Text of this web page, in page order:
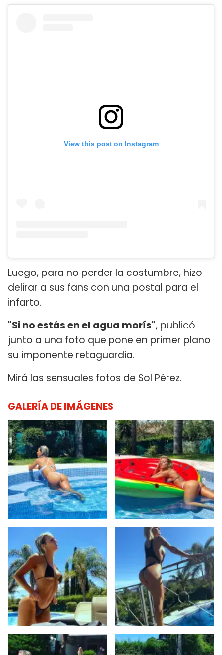
View this post on Instagram
Luego, para no perder la costumbre, hizo
delirar a sus fans con una postal para el
infarto.
"Si no estás en el agua morís", publicó
junto a una foto que pone en primer plano
su imponente retaguardia.
Mirá las sensuales fotos de Sol Pérez.
GALERÍA DE IMÁGENES